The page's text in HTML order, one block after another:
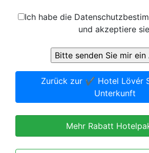
Ich habe die
und akzeptiere
Zurück zur ✔️ Hotel Lövér
Unterkunft
Mehr Rabatt